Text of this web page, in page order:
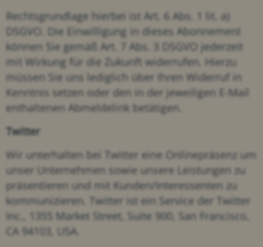
Rechtsgrundlage hierbei ist Art. 6 Abs. 1 lit. a)
DSGVO. Die Einwilligung in dieses Abonnement
können Sie gemäß Art. 7 Abs. 3 DSGVO jederzeit
mit Wirkung für die Zukunft widerrufen. Hierzu
müssen Sie uns lediglich über Ihren Widerruf in
Kenntnis setzen oder den in der jeweiligen E-Mail
enthaltenen Abmeldelink betätigen.
Twitter
Wir unterhalten bei Twitter eine Onlinepräsenz um
unser Unternehmen sowie unsere Leistungen zu
präsentieren und mit Kunden/Interessenten zu
kommunizieren. Twitter ist ein Service der Twitter
Inc., 1355 Market Street, Suite 900, San Francisco,
CA 94103, USA.